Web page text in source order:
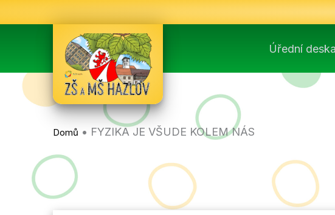
na
Úřední
Domů • FYZIKA JE VŠUDE KOLEM NÁS